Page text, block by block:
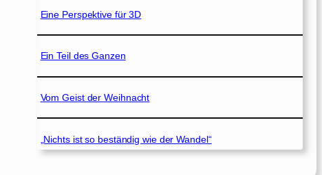
Eine Perspektive für 3D
Ein Teil des Ganzen
Vom Geist der Weihnacht
„Nichts ist so beständig wie der Wandel“